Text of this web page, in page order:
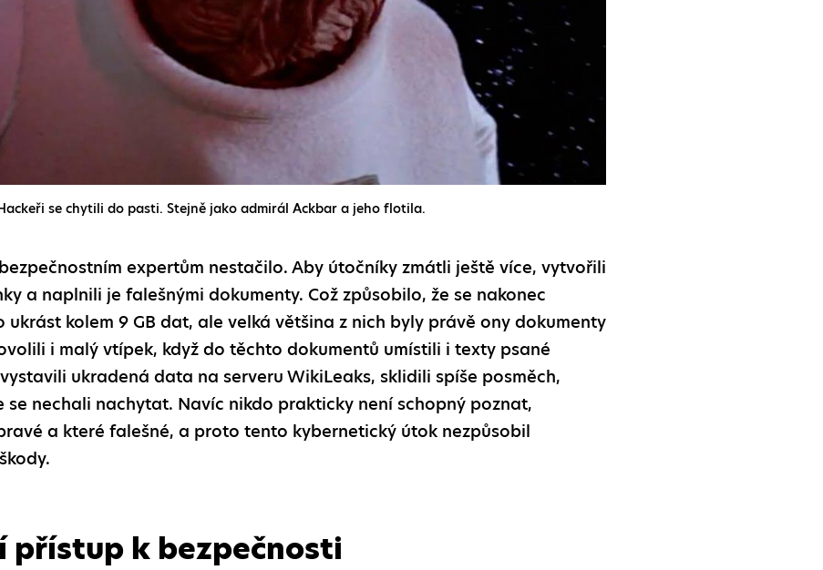
se chytili do pasti. Stejně jako admirál Ackbar a jeho flotila.
expertům nestačilo. Aby útočníky zmátli ještě více, vytvořili
a naplnili je falešnými dokumenty. Což způsobilo, že se nakonec
ukrást kolem 9 GB dat, ale velká většina z nich byly právě ony dokumenty
i malý vtípek, když do těchto dokumentů umístili i texty psané
ukradená data na serveru WikiLeaks, sklidili spíše posměch,
se nechali nachytat. Navíc nikdo prakticky není schopný poznat,
a které falešné, a proto tento kybernetický útok nezpůsobil
přístup k bezpečnosti